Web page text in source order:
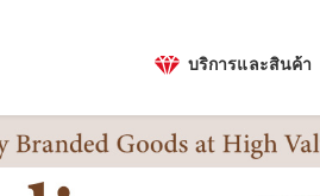
บริการและสินค้า